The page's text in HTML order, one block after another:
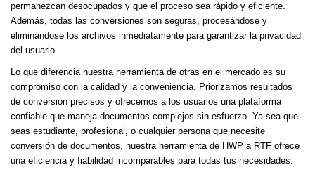
permanezcan desocupados y que el proceso sea rápido y eficiente.
Además, todas las conversiones son seguras, procesándose y
eliminándose los archivos inmediatamente para garantizar la privacidad
del usuario.
Lo que diferencia nuestra herramienta de otras en el mercado es su
compromiso con la calidad y la conveniencia. Priorizamos resultados
de conversión precisos y ofrecemos a los usuarios una plataforma
confiable que maneja documentos complejos sin esfuerzo. Ya sea que
seas estudiante, profesional, o cualquier persona que necesite
conversión de documentos, nuestra herramienta de HWP a RTF ofrece
una eficiencia y fiabilidad incomparables para todas tus necesidades.